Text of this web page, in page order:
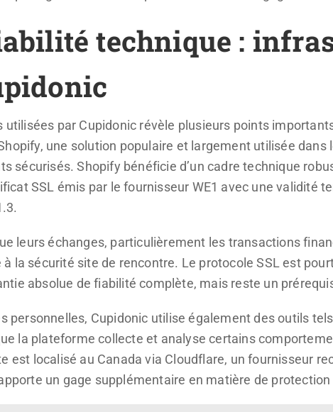
technique :
par Cupidonic révèle plusieurs points
une solution populaire et largement utilisée
sécurisés. Shopify bénéficie d’un cadre technique
SSL émis par le fournisseur WE1 avec une validité
leurs échanges, particulièrement les transactions
la sécurité site de rencontre. Le protocole SSL est
absolue de fiabilité complète, mais reste un
personnelles, Cupidonic utilise également des outils
la plateforme collecte et analyse certains
est localisé au Canada via Cloudflare, un fournisseur
un gage supplémentaire en matière de